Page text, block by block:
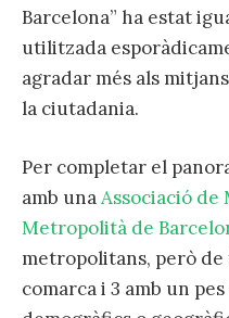
Barcelona” ha estat
utilitzada
agradar més als
la ciutadania.
Per completar el
amb unaAssociació de
Metropolità de
metropolitans, però de
comarca i 3 amb un